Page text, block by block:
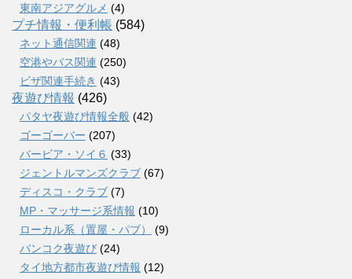
東南アジアグルメ (4)
プチ情報・便利帳 (584)
ネット通信関連 (48)
空港やバス関連 (250)
ビザ関連手続き (43)
夜遊び情報 (426)
パタヤ夜遊び情報全般 (42)
ゴーゴーバー (207)
バービア・ソイ６ (33)
ジェントルマンズクラブ (67)
ディスコ・クラブ (7)
MP・マッサージ系情報 (10)
ローカル系（置屋・パブ）
(9)
バンコク夜遊び (24)
タイ地方都市夜遊び情報 (12)